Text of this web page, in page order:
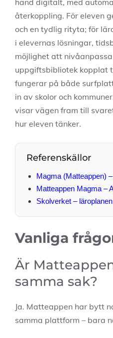
återkoppling. För eleven
och en tydlig rityta; för
i elevernas lösningar,
möjlighet att
uppgiftsbibliotek kopplat
fungerar på både
in av skolor och
visar vägen fram till
hur eleven tänker.
Referenskällor
Magma (Matteappen)
Matteappen Magma –
Skolverket –
Vanliga
Är
samma sak?
Ja. Matteappen har bytt
samma plattform – bara